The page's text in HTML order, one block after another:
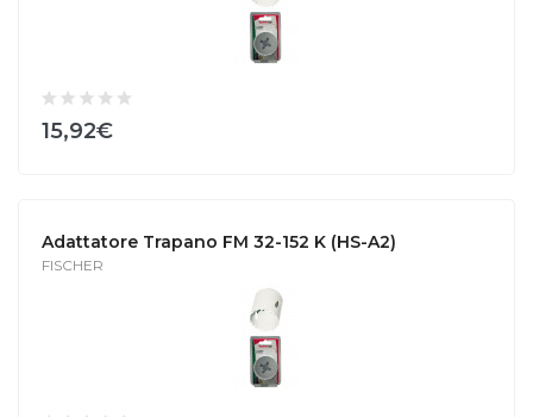
15,92€
Adattatore Trapano FM 32-152 K (HS-A2)
FISCHER